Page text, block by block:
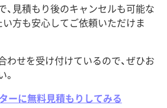
、見積もり後のキャンセルも可能な
い方も安心してご依頼いただけま
わせを受け付けているので、ぜひお
ーに無料見積もりしてみる